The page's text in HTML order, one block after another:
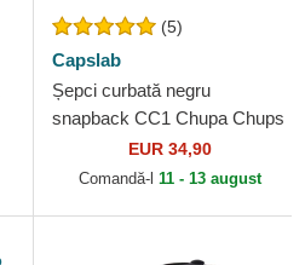
(5)
Capslab
Șepci curbată negru
snapback CC1 Chupa Chups
de CapslabEUR 34,90
Comandă-l 11 - 13 august